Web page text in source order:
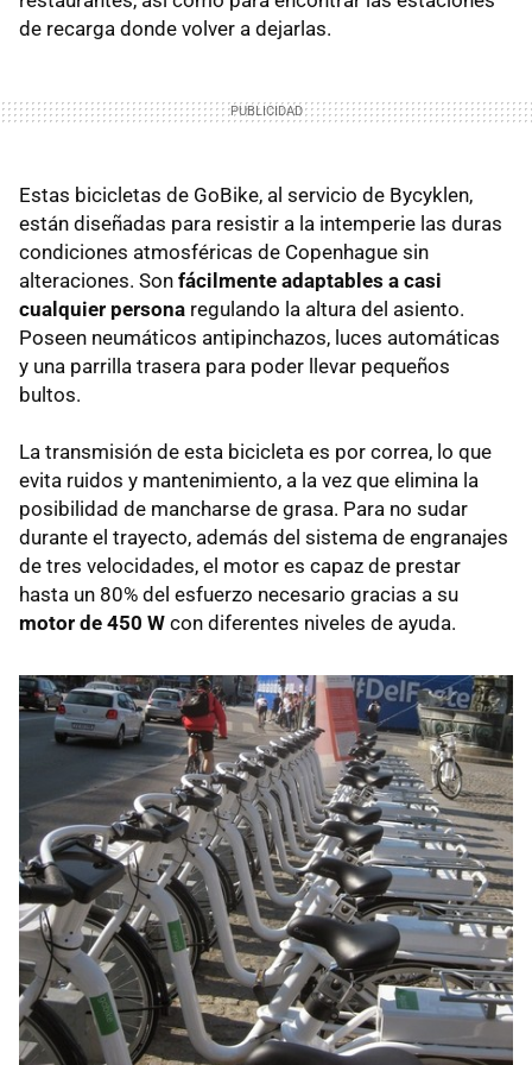
de recarga donde volver a dejarlas.
Estas bicicletas de GoBike, al servicio de Bycyklen,
están diseñadas para resistir a la intemperie las duras
condiciones atmosféricas de Copenhague sin
alteraciones. Son fácilmente adaptables a casi
cualquier persona regulando la altura del asiento.
Poseen neumáticos antipinchazos, luces automáticas
y una parrilla trasera para poder llevar pequeños
bultos.
La transmisión de esta bicicleta es por correa, lo que
evita ruidos y mantenimiento, a la vez que elimina la
posibilidad de mancharse de grasa. Para no sudar
durante el trayecto, además del sistema de engranajes
de tres velocidades, el motor es capaz de prestar
hasta un 80% del esfuerzo necesario gracias a su
motor de 450 W con diferentes niveles de ayuda.